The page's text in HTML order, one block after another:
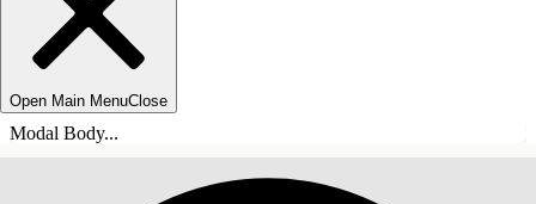
Open Main MenuClose
Modal Body...